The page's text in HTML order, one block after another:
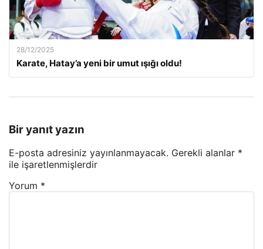
28/12/2025
Karate, Hatay’a yeni bir umut ışığı oldu!
Bir yanıt yazın
E-posta adresiniz yayınlanmayacak. Gerekli alanlar *
ile işaretlenmişlerdir
Yorum *